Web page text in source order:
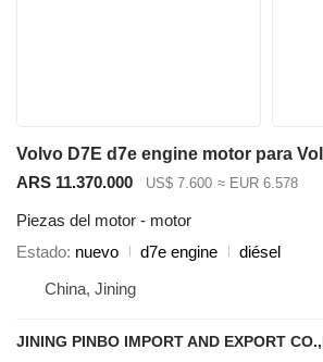
ARS 11.370.000 US$ 7.600 ≈ EUR 6.578
Piezas del motor - motor
Estado nuevo d7e engine
diésel
China, Jining
JINING PINBO IMPORT AND EXPORT